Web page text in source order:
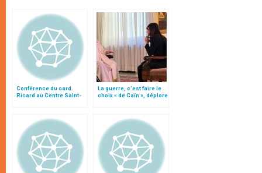
Conférence du card.
Ricard au Centre Saint-
La guerre, c’est faire le
choix « de Caïn », déplore